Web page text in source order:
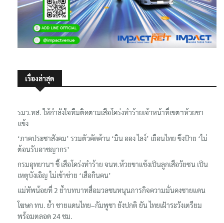
เรื่องล่าสุด
รมว.ทส. ให้กำลังใจทีมติดตามเสือโคร่งทำร้ายเจ้าหน้าที่เขตฯห้วยขา
แข้ง
‘ภาคประชาสังคม’ รวมตัวคัดค้าน ‘มิน ออง ไลง์’ เยือนไทย ขึงป้าย ‘ไม่
ต้อนรับอาชญากร’
กรมอุทยานฯ ชี้ เสือโคร่งทำร้าย จนท.ห้วยขาแข้งเป็นลูกเสือวัยซน เป็น
เหตุบังเอิญ ไม่เข้าข่าย ‘เสือกินคน’
แม่ทัพน้อยที่ 2 ย้ำบทบาทสื่อมวลชนหนุนภารกิจความมั่นคงชายแดน
โฆษก ทบ. ย้ำ ชายแดนไทย–กัมพูชา ยังปกติ ยัน ไทยเฝ้าระวังเตรียม
พร้อมตลอด 24 ชม.